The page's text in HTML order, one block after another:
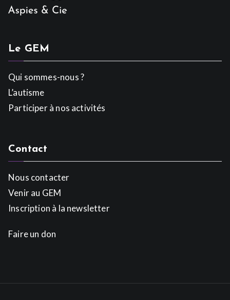
Le GEM
Qui sommes-nous ?
L’autisme
Participer à nos activités
Contact
Nous contacter
Venir au GEM
Inscription à la newsletter
Faire un don